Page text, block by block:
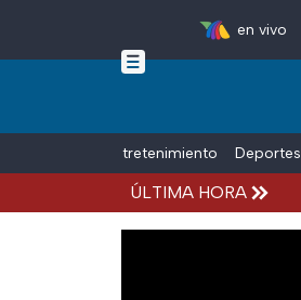
Skip to main content
en vivo
Entretenimiento Deportes
ÚLTIMA HORA